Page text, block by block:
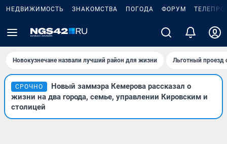
НЕДВИЖИМОСТЬ ЗНАКОМСТВА ПОГОДА ФОРУМ
Новокузнечане назвали лучший район для жизни Льготный проезд
СРОЧНО
Новый заммэра Кемерова рассказал о
жизни на два города, семье, управлении Кировским и
столицей